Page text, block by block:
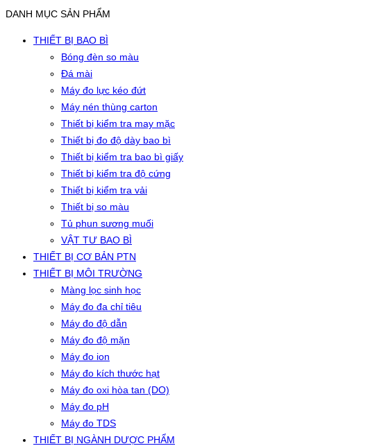
DANH MỤC SẢN PHẨM
THIẾT BỊ BAO BÌ
Bóng đèn so màu
Đá mài
Máy đo lực kéo đứt
Máy nén thùng carton
Thiết bị kiểm tra may mặc
Thiết bị đo độ dày bao bì
Thiết bị kiểm tra bao bì giấy
Thiết bị kiểm tra độ cứng
Thiết bị kiểm tra vải
Thiết bị so màu
Tủ phun sương muối
VẬT TƯ BAO BÌ
THIẾT BỊ CƠ BẢN PTN
THIẾT BỊ MÔI TRƯỜNG
Màng lọc sinh học
Máy đo đa chỉ tiêu
Máy đo độ dẫn
Máy đo độ mặn
Máy đo ion
Máy đo kích thước hạt
Máy đo oxi hòa tan (DO)
Máy đo pH
Máy đo TDS
THIẾT BỊ NGÀNH DƯỢC PHẨM